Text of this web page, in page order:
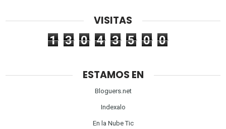
VISITAS
1 3 0 4 3 5 0 0
ESTAMOS EN
Bloguers.net
Indexalo
En la Nube Tic